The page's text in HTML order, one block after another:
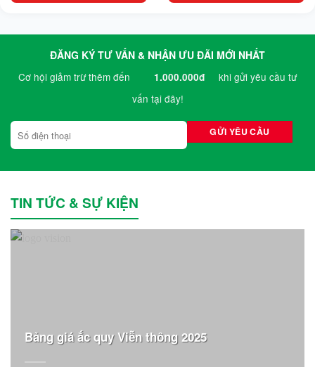
ĐĂNG KÝ TƯ VẤN & NHẬN ƯU ĐÃI MỚI NHẤT
Cơ hội giảm trừ thêm đến
1.000.000đ
khi gửi yêu cầu tư
vấn tại đây!
TIN TỨC & SỰ KIỆN
Bảng giá ắc quy Viễn thông 2025